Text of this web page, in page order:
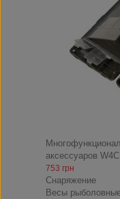
аксессуаров
753 грн
Снаряжение
Весы